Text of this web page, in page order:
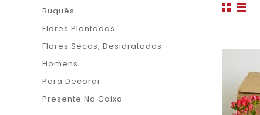
Buquês
Flores Plantadas
Flores Secas, Desidratadas
Homens
Para Decorar
Presente Na Caixa